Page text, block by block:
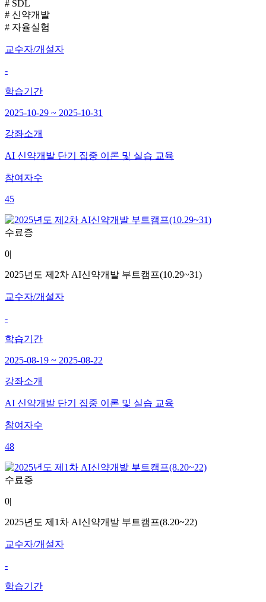
# SDL
# 신약개발
# 자율실험
교수자/개설자
-
학습기간
2025-10-29 ~ 2025-10-31
강좌소개
AI 신약개발 단기 집중 이론 및 실습 교육
참여자수
45
수료증
0|
2025년도 제2차 AI신약개발 부트캠프(10.29~31)
교수자/개설자
-
학습기간
2025-08-19 ~ 2025-08-22
강좌소개
AI 신약개발 단기 집중 이론 및 실습 교육
참여자수
48
수료증
0|
2025년도 제1차 AI신약개발 부트캠프(8.20~22)
교수자/개설자
-
학습기간